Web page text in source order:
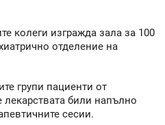
колеги изгражда зала за 100
отделение на
групи пациенти от
лекарствата били напълно
сесии.